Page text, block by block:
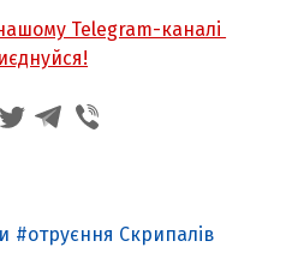
Telegram-каналі
отруєння Скрипалів